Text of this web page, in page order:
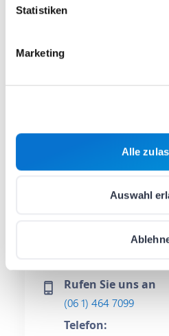
Statistiken
Marketing
Alle
Auswahl
Kontakt
E-Mail schreiben
Rufen Sie uns an
(06 1) 464 7099
Telefon: